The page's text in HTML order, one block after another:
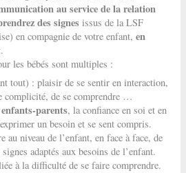
au service de la relation
des signes issus de la LSF
en compagnie de votre enfant,en
.
les bébés sont multiples :
tout) : plaisir de se sentir en interaction,
complicité, de se comprendre …
parents, la confiance en soi et en
un besoin et se sent compris.
au niveau de l’enfant, en face à face, de
adaptés aux besoins de l’enfant.
à la difficulté de se faire comprendre.